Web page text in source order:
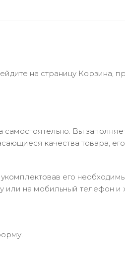
на страницу Корзина,
Вы
качества товара,
укомплектовав его
или на мобильный телефон и